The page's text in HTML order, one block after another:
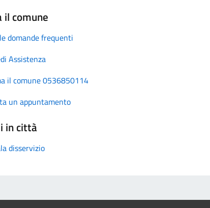
il comune
domande frequenti
Assistenza
il comune 0536850114
un appuntamento
in città
disservizio